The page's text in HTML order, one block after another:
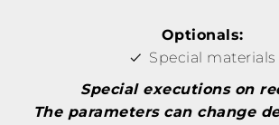
Optionals:
Special materials
Special executions on
The parameters can change